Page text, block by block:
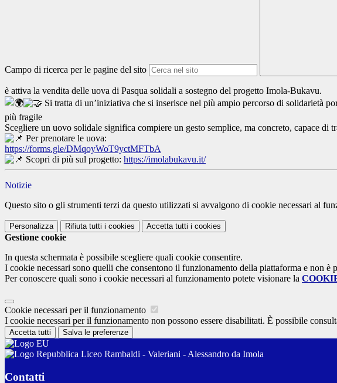
Campo di ricerca per le pagine del sito
è attiva la vendita delle uova di Pasqua solidali a sostegno del progetto Imola-Bukavu.
Si tratta di un’iniziativa che si inserisce nel più ampio percorso di solidarietà
più fragile
Scegliere un uovo solidale significa compiere un gesto semplice, ma concreto, capace di
Per prenotare le uova:
https://forms.gle/DMqoyWoT9yctMFTbA
Scopri di più sul progetto: https://imolabukavu.it/
Notizie
Questo sito o gli strumenti terzi da questo utilizzati si avvalgono di cookie necessari al
Personalizza Rifiuta tutti i cookies Accetta tutti i cookies
Gestione cookie
In questa schermata è possibile scegliere quali cookie consentire.
I cookie necessari sono quelli che consentono il funzionamento della piattaforma e non è
Per conoscere quali sono i cookie necessari al funzionamento potete visionare la
Cookie necessari per il funzionamento
I cookie necessari per il funzionamento non possono essere disabilitati. È possibile
Accetta tutti Salva le preferenze
Liceo Rambaldi - Valeriani - Alessandro da Imola
Contatti